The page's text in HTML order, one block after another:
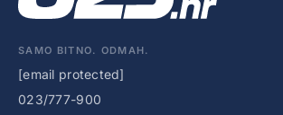
SAMO BITNO. ODMAH.
[email protected]
023/777-900